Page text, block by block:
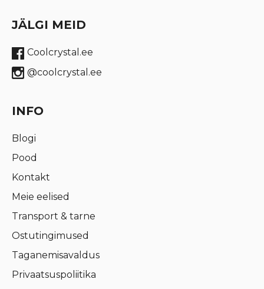
JÄLGI MEID
Coolcrystal.ee
@coolcrystal.ee
INFO
Blogi
Pood
Kontakt
Meie eelised
Transport & tarne
Ostutingimused
Taganemisavaldus
Privaatsuspoliitika